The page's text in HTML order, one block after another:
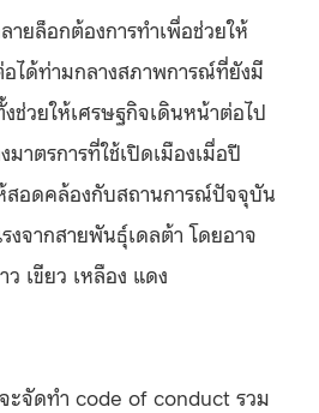
ายล็อกต้องการทำเพื่อช่วยให้
ได้ท่ามกลางสภาพการณ์ที่ยังมี
ช่วยให้เศรษฐกิจเดินหน้าต่อไป
าตรการที่ใช้เปิดเมืองเมื่อปี
สอดคล้องกับสถานการณ์ปัจจุบัน
งจากสายพันธุ์เดลต้า โดยอาจ
เขียว เหลือง แดง
ะจัดทำ code of conduct รวม